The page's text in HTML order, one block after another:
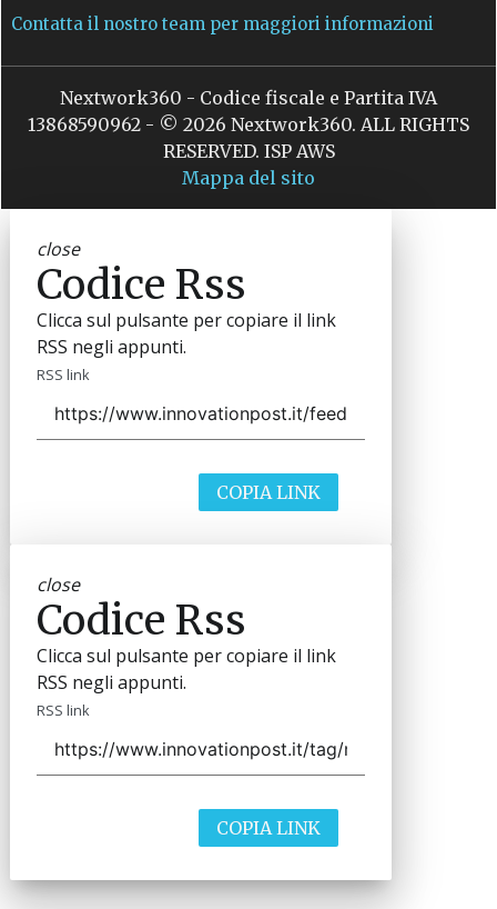
Contatta il nostro team per maggiori informazioni
Nextwork360 - Codice fiscale e Partita IVA
13868590962 - © 2026 Nextwork360. ALL RIGHTS
RESERVED. ISP AWS
Mappa del sito
close
Codice Rss
Clicca sul pulsante per copiare il link
RSS negli appunti.
RSS link
COPIA LINK
close
Codice Rss
Clicca sul pulsante per copiare il link
RSS negli appunti.
RSS link
COPIA LINK